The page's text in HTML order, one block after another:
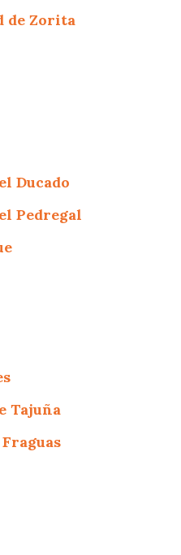
de Zorita
Ducado
Pedregal
Tajuña